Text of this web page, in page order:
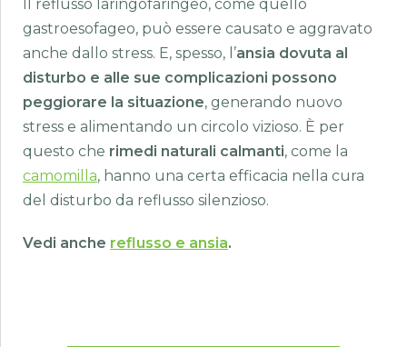
Il reflusso laringofaringeo, come quello
gastroesofageo, può essere causato e aggravato
anche dallo stress. E, spesso, l’ansia dovuta al
disturbo e alle sue complicazioni possono
peggiorare la situazione, generando nuovo
stress e alimentando un circolo vizioso. È per
questo che rimedi naturali calmanti, come la
camomilla, hanno una certa efficacia nella cura
del disturbo da reflusso silenzioso.
Vedi anche reflusso e ansia.